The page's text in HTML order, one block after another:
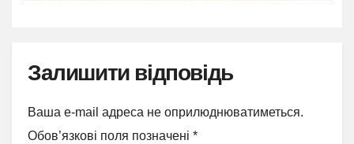
Залишити відповідь
Ваша e-mail адреса не оприлюднюватиметься.
Обов’язкові поля позначені *